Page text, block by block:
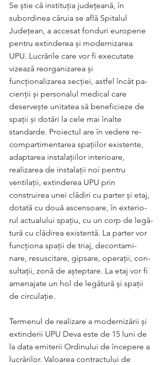
Se știe că instituția județeană, în
subordinea căruia se află Spitalul
Județean, a accesat fonduri europene
pentru extinderea și modernizarea
UPU. Lucrările care vor fi executate
vizează re­or­ga­nizarea și
funcționalizarea secției, astfel încât pa­
cienții și personalul medical care
deservește uni­tatea să beneficieze de
spații și dotări la cele mai înalte
standarde. Proiectul are în vedere re­
compartimentarea spațiilor existente,
adaptarea instalațiilor interioare,
realizarea de instalații noi pentru
ventilații, extinderea UPU prin
construirea unei clădiri cu parter și etaj,
dotată cu două as­cen­soare, în exte­ri­o­
rul actualului spațiu, cu un corp de legă­
tură cu clădirea exis­tentă. La parter vor
func­ționa spa­ții de triaj, de­con­ta­mi­
nare, re­sus­citare, gip­sare, operații, con­
sul­tații, zonă de aș­tep­tare. La etaj vor fi
amenajate un hol de legătură și spații
de circulație.
Termenul de realizare a mo­dernizării și
extin­derii UPU Deva este de 15 luni de
la data emiterii Or­dinului de începere a
lucrărilor. Valoarea con­trac­tului de